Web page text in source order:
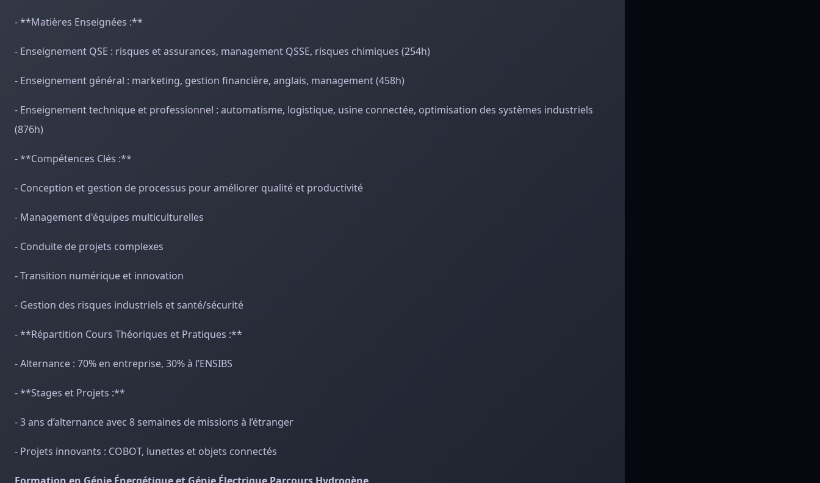
- **Matières Enseignées :**
- Enseignement QSE : risques et assurances, management QSSE, risques chimiques (254h)
- Enseignement général : marketing, gestion financière, anglais, management (458h)
- Enseignement technique et professionnel : automatisme, logistique, usine connectée, optimisation des systèmes industriels
(876h)
- **Compétences Clés :**
- Conception et gestion de processus pour améliorer qualité et productivité
- Management d'équipes multiculturelles
- Conduite de projets complexes
- Transition numérique et innovation
- Gestion des risques industriels et santé/sécurité
- **Répartition Cours Théoriques et Pratiques :**
- Alternance : 70% en entreprise, 30% à l’ENSIBS
- **Stages et Projets :**
- 3 ans d’alternance avec 8 semaines de missions à l’étranger
- Projets innovants : COBOT, lunettes et objets connectés